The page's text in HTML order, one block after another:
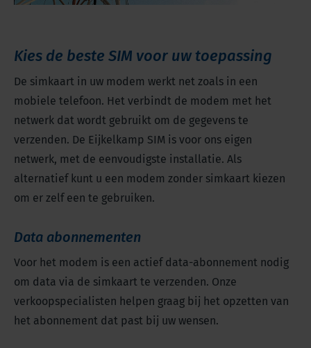
Kies de beste SIM voor uw toepassing
De simkaart in uw modem werkt net zoals in een
mobiele telefoon. Het verbindt de modem met het
netwerk dat wordt gebruikt om de gegevens te
verzenden. De Eijkelkamp SIM is voor ons eigen
netwerk, met de eenvoudigste installatie. Als
alternatief kunt u een modem zonder simkaart kiezen
om er zelf een te gebruiken.
Data abonnementen
Voor het modem is een actief data-abonnement nodig
om data via de simkaart te verzenden. Onze
verkoopspecialisten helpen graag bij het opzetten van
het abonnement dat past bij uw wensen.